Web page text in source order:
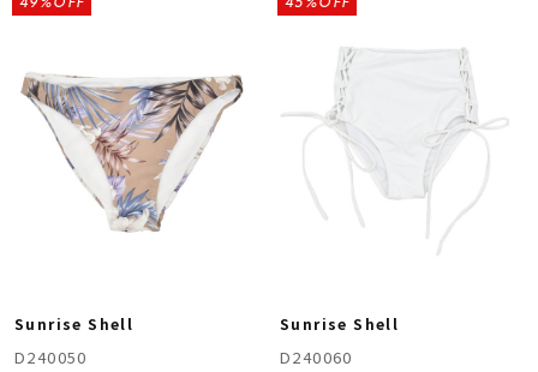
Sunrise Shell
D240050
49%OFF
Sunrise Shell
D240060
45%OFF